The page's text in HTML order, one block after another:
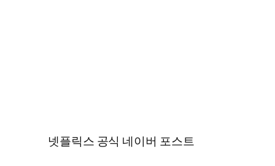
넷플릭스 공식 네이버 포스트